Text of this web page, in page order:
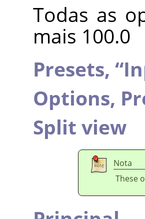
Todas as
mais 100.0
Presets, “
Options,
Split view
Nota
These